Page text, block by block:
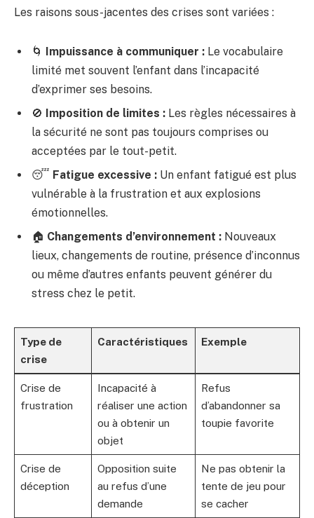
Les raisons sous-jacentes des crises sont variées :
🌀 Impuissance à communiquer : Le vocabulaire
limité met souvent l’enfant dans l’incapacité
d’exprimer ses besoins.
🚫 Imposition de limites : Les règles nécessaires à
la sécurité ne sont pas toujours comprises ou
acceptées par le tout-petit.
😴 Fatigue excessive : Un enfant fatigué est plus
vulnérable à la frustration et aux explosions
émotionnelles.
🏠 Changements d’environnement : Nouveaux
lieux, changements de routine, présence d’inconnus
ou même d’autres enfants peuvent générer du
stress chez le petit.
Type de
crise
Caractéristiques Exemple
Crise de
frustration
Incapacité à
réaliser une action
ou à obtenir un
objet
Refus
d’abandonner sa
toupie favorite
Crise de
déception
Opposition suite
au refus d’une
demande
Ne pas obtenir la
tente de jeu pour
se cacher